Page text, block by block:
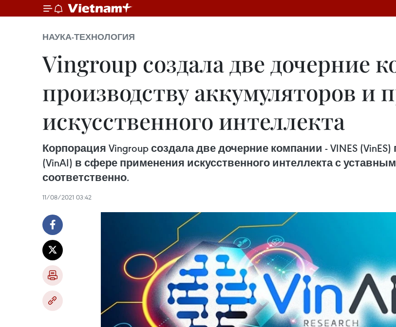
НАУКА-ТЕХНОЛОГИЯ
Vingroup создала две дочерние
производству аккумуляторов и
искусственного интеллекта
Корпорация Vingroup создала две дочерние компании - VINES
(VinAI) в сфере применения искусственного интеллекта с
соответственно.
11/08/2021 03:42